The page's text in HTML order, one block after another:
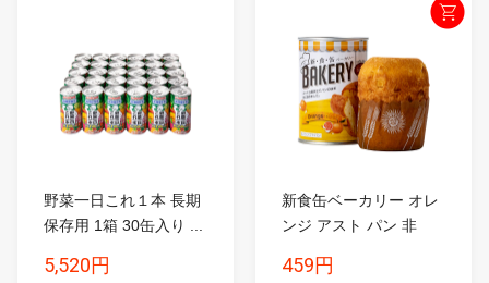
野菜一日これ１本 長期
保存用 1箱 30缶入り ...
5,520円
新食缶ベーカリー オレ
ンジ アスト パン 非
459円